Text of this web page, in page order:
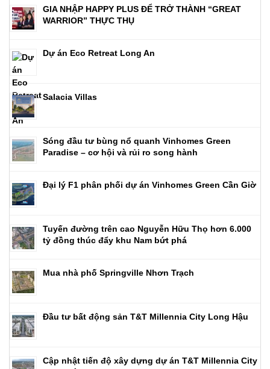
GIA NHẬP HAPPY PLUS ĐỂ TRỞ THÀNH “GREAT
WARRIOR” THỰC THỤ
Dự án Eco Retreat Long An
Salacia Villas
Sóng đầu tư bùng nổ quanh Vinhomes Green
Paradise – cơ hội và rủi ro song hành
Đại lý F1 phân phối dự án Vinhomes Green Cần Giờ
Tuyến đường trên cao Nguyễn Hữu Thọ hơn 6.000
tỷ đồng thúc đẩy khu Nam bứt phá
Mua nhà phố Springville Nhơn Trạch
Đầu tư bất động sản T&T Millennia City Long Hậu
Cập nhật tiến độ xây dựng dự án T&T Millennia City